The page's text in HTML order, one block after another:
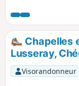
Beauvais, la
longeant parfois la
et en terminant par
Béronne et son
le GR®655 qui est
Chapelles
Lusseray,
Visorandonneur